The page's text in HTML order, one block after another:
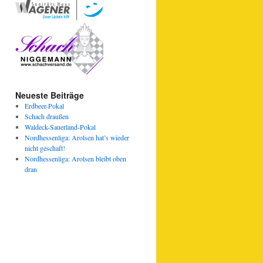
Neueste Beiträge
Erdbeer-Pokal
Schach draußen
Waldeck-Sauerland-Pokal
Nordhessenliga: Arolsen hat’s wieder
nicht geschaft!
Nordhessenliga: Arolsen bleibt oben
dran